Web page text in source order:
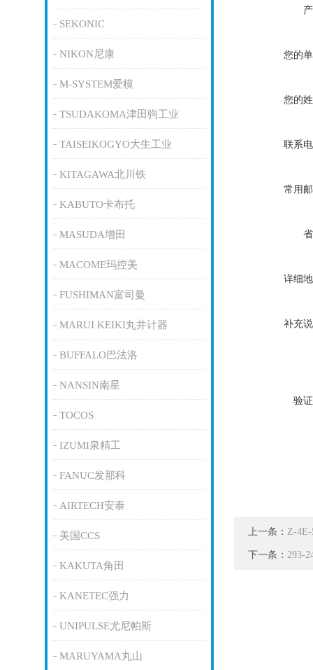
SEKONIC
NIKON尼康
M-SYSTEM爱模
TSUDAKOMA津田驹工业
TAISEIKOGYO大生工业
KITAGAWA北川铁
KABUTO卡布托
MASUDA增田
MACOME玛控美
FUSHIMAN富司曼
MARUI KEIKI丸井计器
BUFFALO巴法洛
NANSIN南星
TOCOS
IZUMI泉精工
FANUC发那科
AIRTECH安泰
美国CCS
KAKUTA角田
KANETEC强力
UNIPULSE尤尼帕斯
MARUYAMA丸山
您的
您的
联系
常用
详细
补充
验
上一条： Z-
下一条： 293-